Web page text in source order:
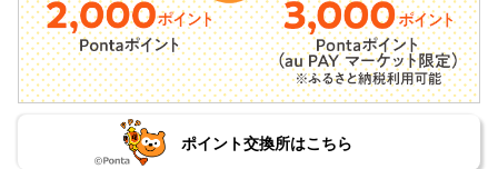
ポイント交換所はこちら